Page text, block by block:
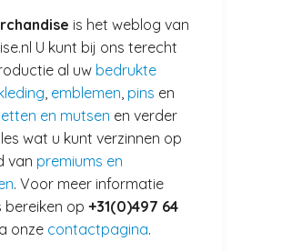
is het weblog van
U kunt bij ons terecht
al uw bedrukte
, emblemen, pins en
en mutsen en verder
wat u kunt verzinnen op
van premiums en
. Voor meer informatie
bereiken op +31(0)497 64
onze contactpagina.